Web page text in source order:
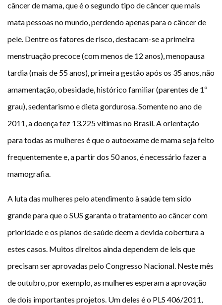
câncer de mama, que é o segundo tipo de câncer que mais
mata pessoas no mundo, perdendo apenas para o câncer de
pele. Dentre os fatores de risco, destacam-se a primeira
menstruação precoce (com menos de 12 anos), menopausa
tardia (mais de 55 anos), primeira gestão após os 35 anos, não
amamentação, obesidade, histórico familiar (parentes de 1º
grau), sedentarismo e dieta gordurosa. Somente no ano de
2011, a doença fez 13.225 vítimas no Brasil. A orientação
para todas as mulheres é que o autoexame de mama seja feito
frequentemente e, a partir dos 50 anos, é necessário fazer a
mamografia.
A luta das mulheres pelo atendimento à saúde tem sido
grande para que o SUS garanta o tratamento ao câncer com
prioridade e os planos de saúde deem a devida cobertura a
estes casos. Muitos direitos ainda dependem de leis que
precisam ser aprovadas pelo Congresso Nacional. Neste mês
de outubro, por exemplo, as mulheres esperam a aprovação
de dois importantes projetos. Um deles é o PLS 406/2011,